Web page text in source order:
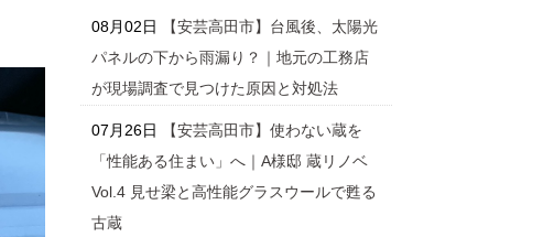
08月02日
【安芸高田市】台風後、太陽光
パネルの下から雨漏り？｜地元の工務店
が現場調査で見つけた原因と対処法
07月26日
【安芸高田市】使わない蔵を
「性能ある住まい」へ｜A様邸 蔵リノベ
Vol.4 見せ梁と高性能グラスウールで甦る
古蔵